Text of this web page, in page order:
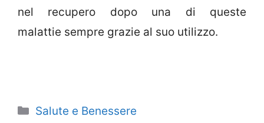
nel recupero dopo una di queste
malattie sempre grazie al suo utilizzo.
Categorie
Salute e Benessere